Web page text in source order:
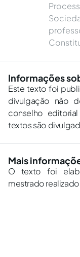
Informações
Este texto foi
divulgação não
conselho
textos são
Mais
O texto foi
mestrado realizado